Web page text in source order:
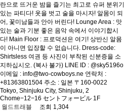
란으로 뜨거운 밤을 즐기는 최고로 슈퍼 분위기
있는 파티다! 옷을 벗고 술을 마시자! 알몸이 되
어, 꽃미남들과 안아 버린다! Lounge Area : 맛
있는 술과 기분 좋은 음악 속에서 이야기합시
다! Main Floor : 프로덕션은 여기! 상반신 알몸
이 아니면 입장할 수 없습니다. Dress-code:
Shirtsless 여권 등 사진이 부착된 신분증을 소
지하십시오. (복사 불가) LINE ID : @sky5196o
이메일 : info@two-cowboys.ne 연락처 :
+81363801504 주소 : 일본 〒160-0022
Tokyo, Shinjuku City, Shinjuku, 2
Chome−12−16 セントフォービル 1F
월드트래블
조회 1,304